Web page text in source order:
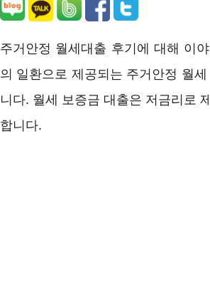
주거안정 월세대출 후기에 대해 이
의 일환으로 제공되는 주거안정 월
니다. 월세 보증금 대출은 저금리로
합니다.